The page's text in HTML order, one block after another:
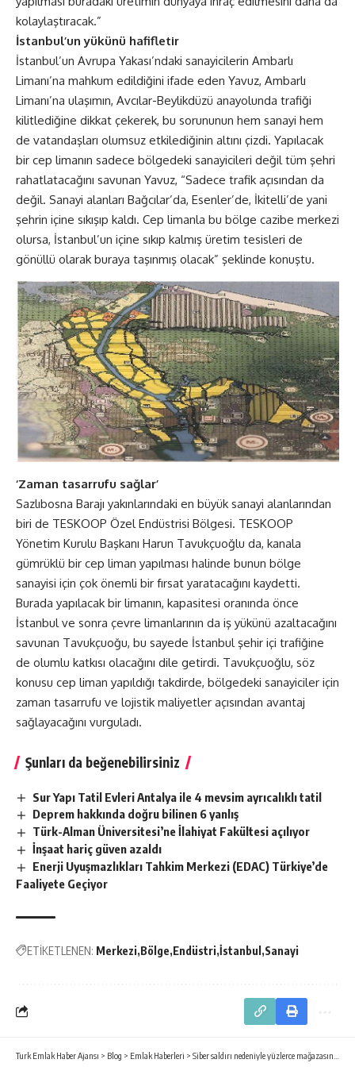
kolaylaştıracak.”
İstanbul’un yükünü hafifletir
İstanbul’un Avrupa Yakası’ndaki sanayicilerin Ambarlı
Limanı’na mahkum edildiğini ifade eden Yavuz, Ambarlı
Limanı’na ulaşımın, Avcılar-Beylikdüzü anayolunda trafiği
kilitlediğine dikkat çekerek, bu sorununun hem sanayi hem
de vatandaşları olumsuz etkilediğinin altını çizdi. Yapılacak
bir cep limanın sadece bölgedeki sanayicileri değil tüm şehri
rahatlatacağını savunan Yavuz, “Sadece trafik açısından da
değil. Sanayi alanları Bağcılar’da, Esenler’de, İkitelli’de yani
şehrin içine sıkışıp kaldı. Cep limanla bu bölge cazibe merkezi
olursa, İstanbul’un içine sıkıp kalmış üretim tesisleri de
gönüllü olarak buraya taşınmış olacak” şeklinde konuştu.
‘Zaman tasarrufu sağlar’
Sazlıbosna Barajı yakınlarındaki en büyük sanayi alanlarından
biri de TESKOOP Özel Endüstrisi Bölgesi. TESKOOP
Yönetim Kurulu Başkanı Harun Tavukçuoğlu da, kanala
gümrüklü bir cep liman yapılması halinde bunun bölge
sanayisi için çok önemli bir fırsat yaratacağını kaydetti.
Burada yapılacak bir limanın, kapasitesi oranında önce
İstanbul ve sonra çevre limanlarının da iş yükünü azaltacağını
savunan Tavukçuoğu, bu sayede İstanbul şehir içi trafiğine
de olumlu katkısı olacağını dile getirdi. Tavukçuoğlu, söz
konusu cep liman yapıldığı takdirde, bölgedeki sanayiciler için
zaman tasarrufu ve lojistik maliyetler açısından avantaj
sağlayacağını vurguladı.
Şunları da beğenebilirsiniz
Sur Yapı Tatil Evleri Antalya ile 4 mevsim ayrıcalıklı tatil
Deprem hakkında doğru bilinen 6 yanlış
Türk-Alman Üniversitesi’ne İlahiyat Fakültesi açılıyor
İnşaat hariç güven azaldı
Enerji Uyuşmazlıkları Tahkim Merkezi (EDAC) Türkiye’de
Faaliyete Geçiyor
ETİKETLENEN: Merkezi Bölge Endüstri İstanbul Sanayi
Turk Emlak Haber Ajansı > Blog > Emlak Haberleri > Siber saldırı nedeniyle yüzlerce mağazasını kapattı!